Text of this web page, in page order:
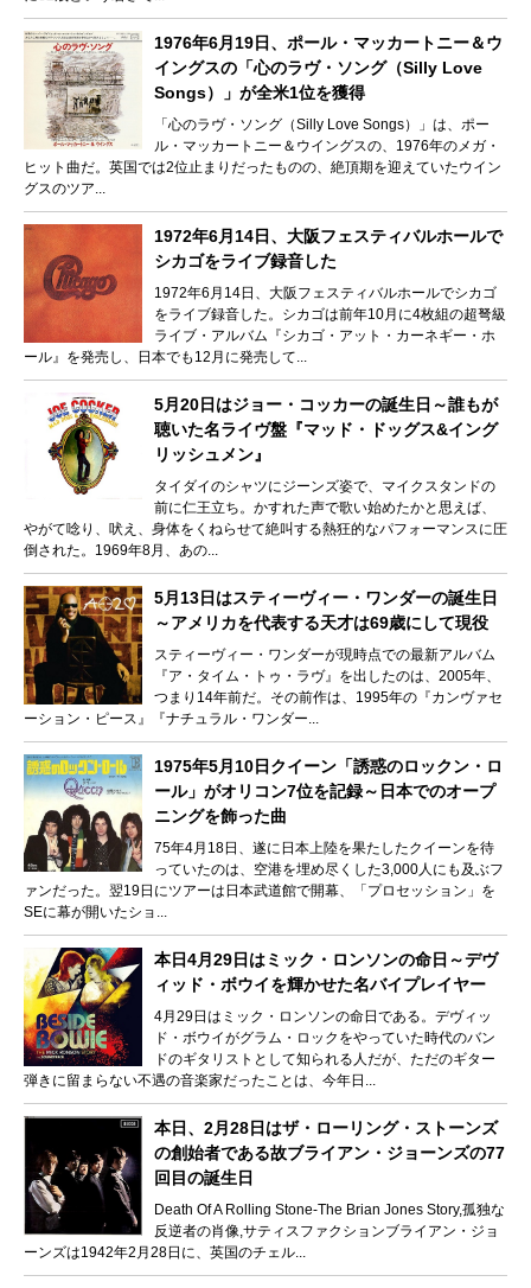
1976年6月19日、ポール・マッカートニー＆ウ
イングスの「心のラヴ・ソング（Silly Love
Songs）」が全米1位を獲得
「心のラヴ・ソング（Silly Love Songs）」は、ポー
ル・マッカートニー＆ウイングスの、1976年のメガ・
ヒット曲だ。英国では2位止まりだったものの、絶頂期を迎えていたウイン
グスのツア...
1972年6月14日、大阪フェスティバルホールで
シカゴをライブ録音した
1972年6月14日、大阪フェスティバルホールでシカゴ
をライブ録音した。シカゴは前年10月に4枚組の超弩級
ライブ・アルバム『シカゴ・アット・カーネギー・ホ
ール』を発売し、日本でも12月に発売して...
5月20日はジョー・コッカーの誕生日～誰もが
聴いた名ライヴ盤『マッド・ドッグス&イング
リッシュメン』
タイダイのシャツにジーンズ姿で、マイクスタンドの
前に仁王立ち。かすれた声で歌い始めたかと思えば、
やがて唸り、吠え、身体をくねらせて絶叫する熱狂的なパフォーマンスに圧
倒された。1969年8月、あの...
5月13日はスティーヴィー・ワンダーの誕生日
～アメリカを代表する天才は69歳にして現役
スティーヴィー・ワンダーが現時点での最新アルバム
『ア・タイム・トゥ・ラヴ』を出したのは、2005年、
つまり14年前だ。その前作は、1995年の『カンヴァセ
ーション・ピース』『ナチュラル・ワンダー...
1975年5月10日クイーン「誘惑のロックン・ロ
ール」がオリコン7位を記録～日本でのオープ
ニングを飾った曲
75年4月18日、遂に日本上陸を果たしたクイーンを待
っていたのは、空港を埋め尽くした3,000人にも及ぶフ
ァンだった。翌19日にツアーは日本武道館で開幕、「プロセッション」を
SEに幕が開いたショ...
本日4月29日はミック・ロンソンの命日～デヴ
ィッド・ボウイを輝かせた名バイプレイヤー
4月29日はミック・ロンソンの命日である。デヴィッ
ド・ボウイがグラム・ロックをやっていた時代のバン
ドのギタリストとして知られる人だが、ただのギター
弾きに留まらない不遇の音楽家だったことは、今年日...
本日、2月28日はザ・ローリング・ストーンズ
の創始者である故ブライアン・ジョーンズの77
回目の誕生日
Death Of A Rolling Stone-The Brian Jones Story,孤独な
反逆者の肖像,サティスファクションブライアン・ジョ
ーンズは1942年2月28日に、英国のチェル...